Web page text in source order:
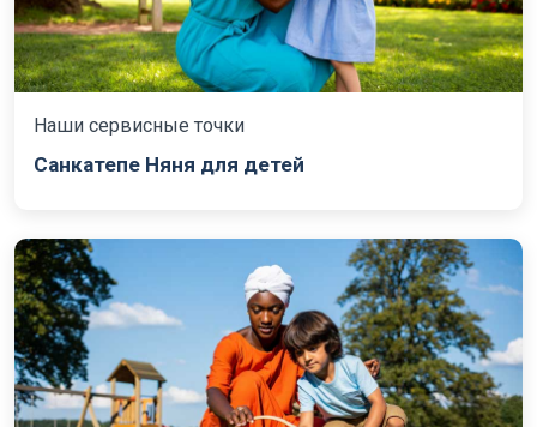
Наши сервисные точки
Санкатепе Няня для детей